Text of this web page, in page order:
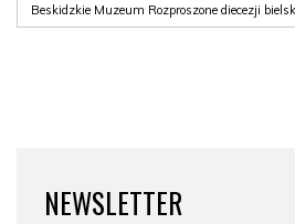
Beskidzkie Muzeum Rozproszone diecezji
NEWSLETTER